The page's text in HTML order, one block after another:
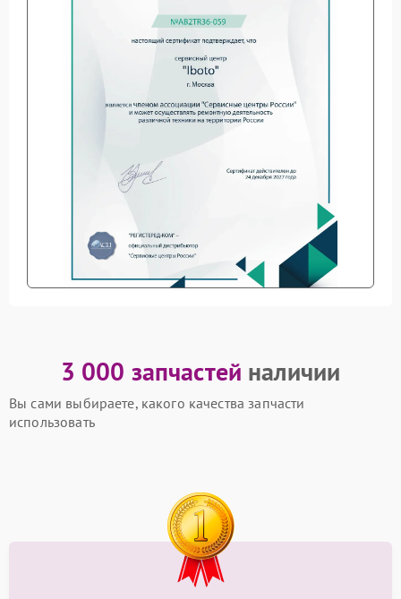
3 000 запчастей наличии
Вы сами выбираете, какого качества запчасти
использовать